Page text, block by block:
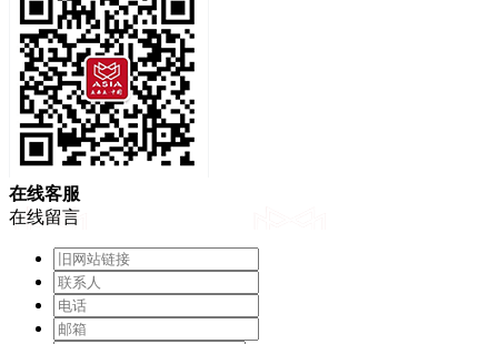
在线客服
在线留言